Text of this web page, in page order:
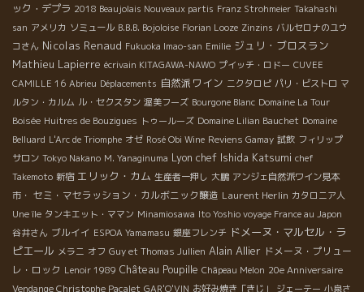
ック・デプラ 2018 Beaujolais Nouveaux partis Franz Strohmeier Takahashi
san アメリカ ソミュール B.B.B. Bojoloise Florian Looze Zinzins バルセロナのユウ
コさん Nicolas Renaud Fukuoka Imao-san Emilie ジュリ・ブロスラン
Mathieu Lapierre écrivain KITAGAWA-NAWO プイッチ・ロドー CUVEE
CAMILLE 16 Abrieu Déplacements 自然派ワイン ニクタロピ パリ・ビストロ マ
ルタン・カルム ル・セクスタン 渥美フーズ Bourgone Blanc Domaine La Tour
Boisée Huitres de Bouzigues トゥールーズ Domaine Lilian Bauchet Domaine
Belluard L'Arc de Triomphe オゼ Rosé Obi Wine Reviens Gamay 試飲 フィリップ
サロン Tokyo Nakano M. Yanaginuma Lyon chef Ishida Katsumi chef
Takemoto 新宿 エリック・カム 生産者一押し 大鵬 アンジェ自然派ワイン見本
市・ セミ・マセラッション・カルボニック醸造 Laurent Herlin カタロニア人
Une île タンキエット・ママン Minamiosawa Ito Yoshio voyage France au Japon
谷井さん ブルイイ ESPOA Yamamasu 銀座フレンチ ドメーヌ・マルセル・ラ
ピエール メラニ オフ Guy et Thomas Jullien Alain Allier ドメーヌ・プリュー
レ・ロック Lenoir 1989 Château Poupille Châpeau Melon 20e Anniversaire
Vendange Christophe Pacalet GAR'O'VIN お好み焼き「きじ」 ジェーテー 小泉さ